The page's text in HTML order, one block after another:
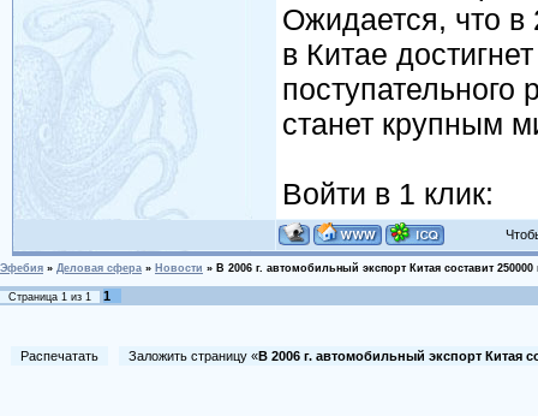
Ожидается, что
в Китае
поступательного
станет крупным
Войти в 1 клик:
Эфебия » Деловая сфера » Новости » В 2006 г. автомобильный экспорт Китая составит
Страница 1 из 1 1
Распечатать Заложить страницу «В 2006 г. автомобильный экспорт Китая